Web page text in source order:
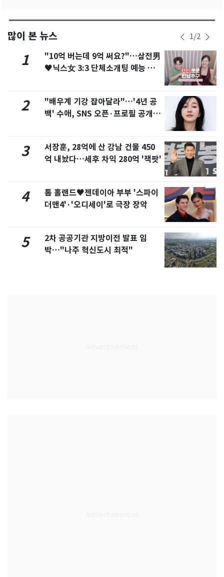
많이 본 뉴스 1/2
1
"10억 버는데 9억 써요?"…삼전男
♥닉스女 3:3 단체소개팅 예능 화
2
"배우계 기강 잡아달라"…'4년 공
백' 수애, SNS 오픈·프로필 공개
3
서장훈, 28억에 산 강남 건물 450
억 내놨다…세후 차익 280억 '잭팟'
4
톰 홀랜드♥젠데이아 부부 '스파이
더맨4'·'오디세이'로 극장 장악
5
2차 공공기관 지방이전 발표 임
박…"나주 혁신도시 최적"